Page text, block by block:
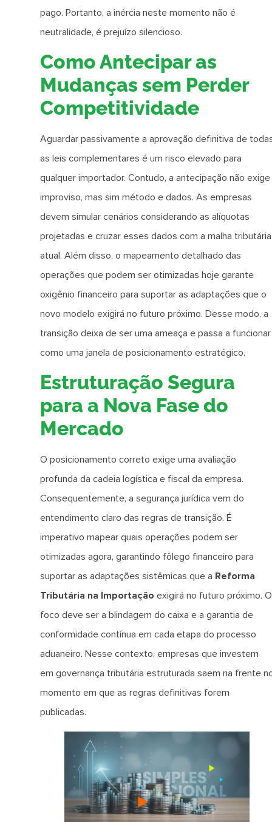
pago. Portanto, a inércia neste momento não é
neutralidade, é prejuízo silencioso.
Como Antecipar as
Mudanças sem Perder
Competitividade
Aguardar passivamente a aprovação definitiva de
as leis complementares é um risco elevado para
qualquer importador. Contudo, a antecipação não exige
improviso, mas sim método e dados. As empresas
devem simular cenários considerando as alíquotas
projetadas e cruzar esses dados com a malha tributária
atual. Além disso, o mapeamento detalhado das
operações que podem ser otimizadas hoje garante
oxigênio financeiro para suportar as adaptações que o
novo modelo exigirá no futuro próximo. Desse modo, a
transição deixa de ser uma ameaça e passa a funcionar
como uma janela de posicionamento estratégico.
Estruturação Segura
para a Nova Fase do
Mercado
O posicionamento correto exige uma avaliação
profunda da cadeia logística e fiscal da empresa.
Consequentemente, a segurança jurídica vem do
entendimento claro das regras de transição. É
imperativo mapear quais operações podem ser
otimizadas agora, garantindo fôlego financeiro para
suportar as adaptações sistêmicas que a Reforma
Tributária na Importação exigirá no futuro próximo. O
foco deve ser a blindagem do caixa e a garantia de
conformidade contínua em cada etapa do processo
aduaneiro. Nesse contexto, empresas que investem
em governança tributária estruturada saem na frente
momento em que as regras definitivas forem
publicadas.